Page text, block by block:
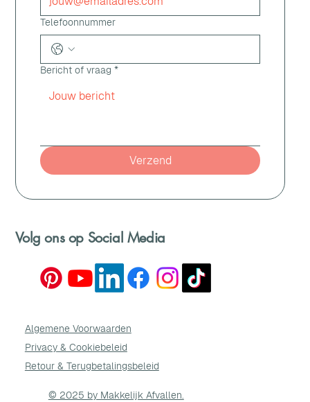
Telefoonnummer
Bericht of vraag *
Verzend
Volg ons op Social Media
Algemene Voorwaarden
Privacy & Cookiebeleid
Retour & Terugbetalingsbeleid
© 2025 by Makkelijk Afvallen.